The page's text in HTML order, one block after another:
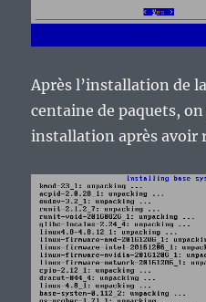
Après l’installation de
centaine de paquets,
installation après avoir